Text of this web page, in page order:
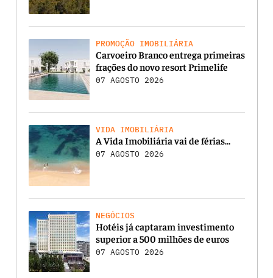
PROMOÇÃO IMOBILIÁRIA
Carvoeiro Branco entrega primeiras
frações do novo resort Primelife
07 AGOSTO 2026
VIDA IMOBILIÁRIA
A Vida Imobiliária vai de férias…
07 AGOSTO 2026
NEGÓCIOS
Hotéis já captaram investimento
superior a 500 milhões de euros
07 AGOSTO 2026